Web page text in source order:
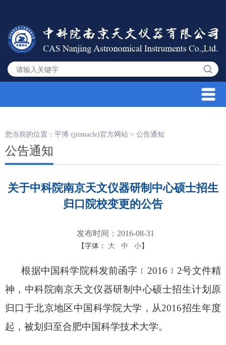
您当前的位置： 平博·(pinnacle)官方网站 > 公告通知
公告通知
关于中科院南京天文仪器研制中心硕士招生
归口院校变更的公告
发布时间：2016-08-31
【字体： 大 中 小】
根据中国科学院科发前函字﹝2016﹞2号文件精
神，中科院南京天文仪器研制中心硕士招生计划原
归口于北京地区中国科学院大学，从2016招生年度
起，被划归至合肥中国科学技术大学。